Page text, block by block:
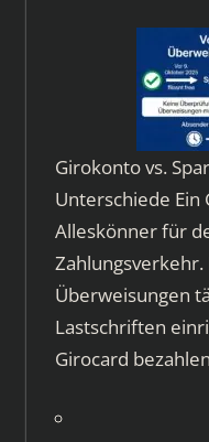
Girokonto vs.
Unterschiede
Alleskönner für
Überweisungen
Lastschriften
Girocard